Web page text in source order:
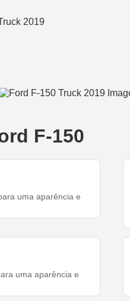
F-150
uma aparência e
uma aparência e